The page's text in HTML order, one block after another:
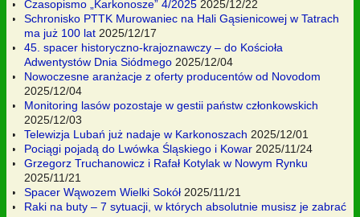
Czasopismo „Karkonosze” 4/2025 2025/12/22
Schronisko PTTK Murowaniec na Hali Gąsienicowej w Tatrach
ma już 100 lat 2025/12/17
45. spacer historyczno-krajoznawczy – do Kościoła
Adwentystów Dnia Siódmego 2025/12/04
Nowoczesne aranżacje z oferty producentów od Novodom
2025/12/04
Monitoring lasów pozostaje w gestii państw członkowskich
2025/12/03
Telewizja Lubań już nadaje w Karkonoszach 2025/12/01
Pociągi pojadą do Lwówka Śląskiego i Kowar 2025/11/24
Grzegorz Truchanowicz i Rafał Kotylak w Nowym Rynku
2025/11/21
Spacer Wąwozem Wielki Sokół 2025/11/21
Raki na buty – 7 sytuacji, w których absolutnie musisz je zabrać